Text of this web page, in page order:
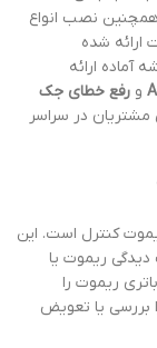
همچنین نصب انواع
ارائه شده
ارائه
و رفع خطای جک
مشتریان در سراسر
کنترل است. این
ریموت یا
ریموت را
یا تعویض